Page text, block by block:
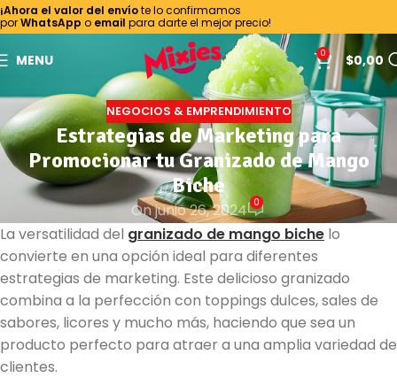
¡Ahora el valor del envíote lo confirmamos
porWhatsApp o email para darte el mejor precio!
MENU 0 $0,00
NEGOCIOS & EMPRENDIMIENTO
Estrategias de Marketing para
Promocionar tu Granizado de Mango
Biche
On junio 26, 2024 0
La versatilidad del granizado de mango biche lo
convierte en una opción ideal para diferentes
estrategias de marketing. Este delicioso granizado
combina a la perfección con toppings dulces, sales de
sabores, licores y mucho más, haciendo que sea un
producto perfecto para atraer a una amplia variedad de
clientes.